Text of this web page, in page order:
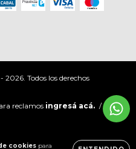
cookies para
Todos los derechos
reclamos ingresá acá. /